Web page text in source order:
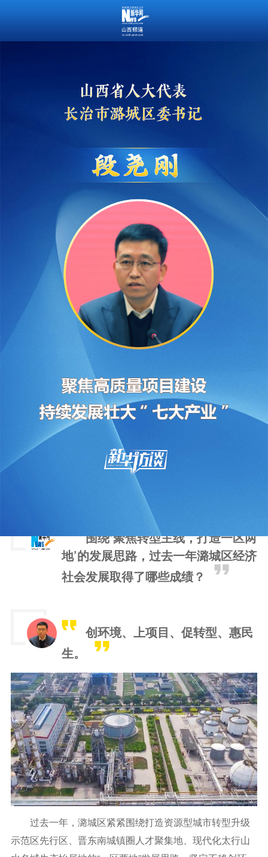
段尧刚
“聚焦高质量项目建设，推动传统产业改造升级，
新兴产业加速发展。”山西省十四届人大一次会议
期间，山西省人大代表、长治市潞城区委书记段尧
刚做客新华访谈时表示，潞城区瞄准资源型城市转
型升级示范区先行区发展定位，在扎实抓好传统产
业改造升级的基础上，持续发展壮大碳基新材料
等“七大产业”，为经济社会高质量发展注入新动
能。
围绕‘聚焦转型主线，打造一区两
地’的发展思路，过去一年潞城区经济
社会发展取得了哪些成绩？
创环境、上项目、促转型、惠民
生。
过去一年，潞城区紧紧围绕打造资源型城市转型升级
示范区先行区、晋东南城镇圈人才聚集地、现代化太行山